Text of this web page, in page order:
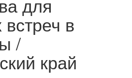
для
в
/
край